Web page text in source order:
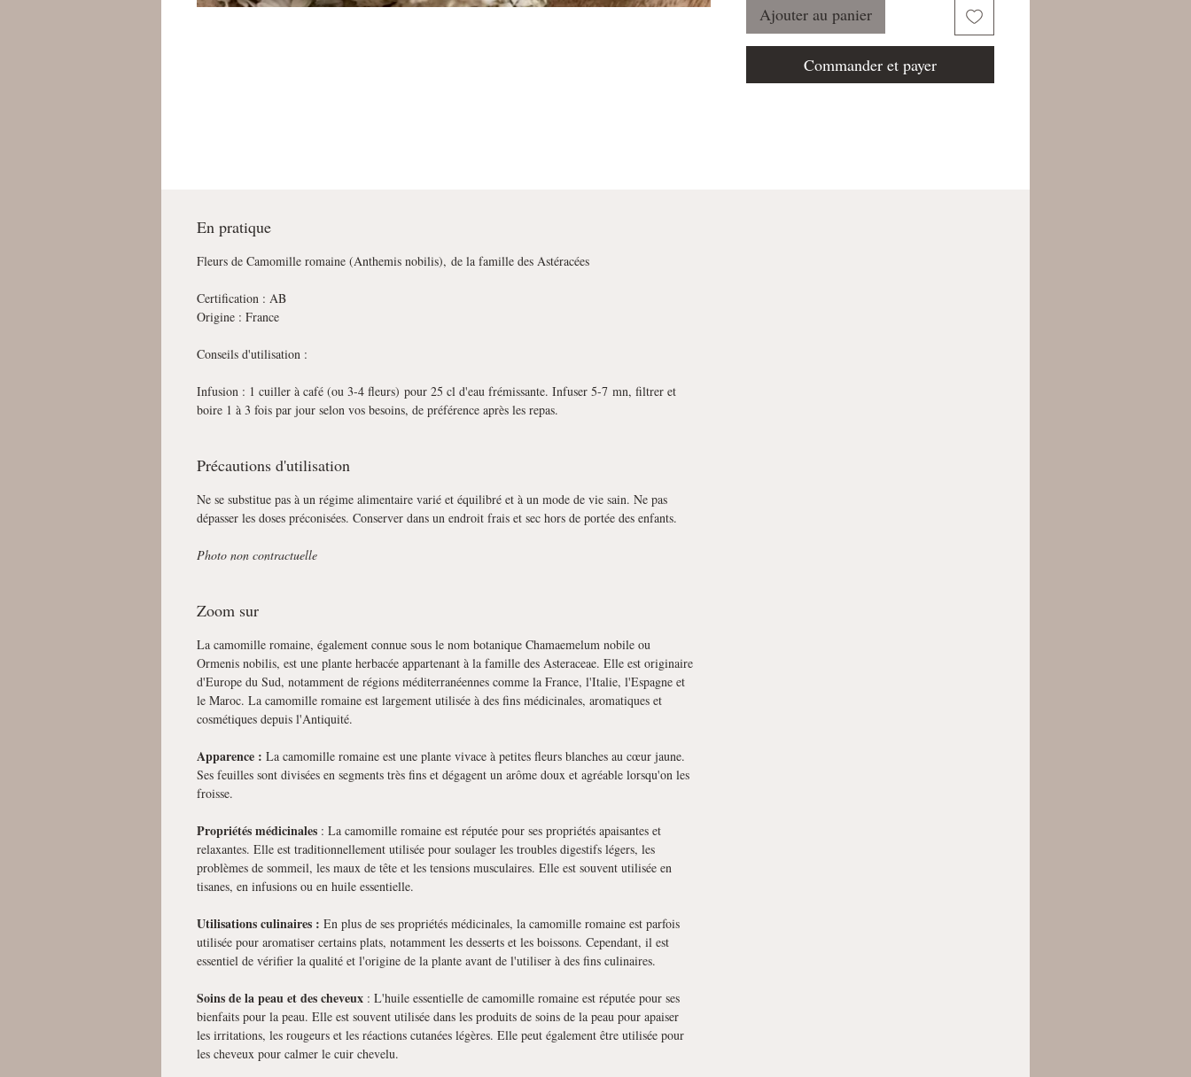
Ajouter au panier
Commander et payer
En pratique
Fleurs de Camomille romaine (Anthemis nobilis), de la famille des Astéracées
Certification : AB
Origine : France
Conseils d'utilisation :
Infusion : 1 cuiller à café (ou 3-4 fleurs) pour 25 cl d'eau frémissante. Infuser 5-7 mn, filtrer et
boire 1 à 3 fois par jour selon vos besoins, de préférence après les repas.
Précautions d'utilisation
Ne se substitue pas à un régime alimentaire varié et équilibré et à un mode de vie sain. Ne pas
dépasser les doses préconisées. Conserver dans un endroit frais et sec hors de portée des enfants.
Photo non contractuelle
Zoom sur
La camomille romaine, également connue sous le nom botanique Chamaemelum nobile ou
Ormenis nobilis, est une plante herbacée appartenant à la famille des Asteraceae. Elle est originaire
d'Europe du Sud, notamment de régions méditerranéennes comme la France, l'Italie, l'Espagne et
le Maroc. La camomille romaine est largement utilisée à des fins médicinales, aromatiques et
cosmétiques depuis l'Antiquité.
Apparence : La camomille romaine est une plante vivace à petites fleurs blanches au cœur jaune.
Ses feuilles sont divisées en segments très fins et dégagent un arôme doux et agréable lorsqu'on les
froisse.
Propriétés médicinales : La camomille romaine est réputée pour ses propriétés apaisantes et
relaxantes. Elle est traditionnellement utilisée pour soulager les troubles digestifs légers, les
problèmes de sommeil, les maux de tête et les tensions musculaires. Elle est souvent utilisée en
tisanes, en infusions ou en huile essentielle.
Utilisations culinaires : En plus de ses propriétés médicinales, la camomille romaine est parfois
utilisée pour aromatiser certains plats, notamment les desserts et les boissons. Cependant, il est
essentiel de vérifier la qualité et l'origine de la plante avant de l'utiliser à des fins culinaires.
Soins de la peau et des cheveux : L'huile essentielle de camomille romaine est réputée pour ses
bienfaits pour la peau. Elle est souvent utilisée dans les produits de soins de la peau pour apaiser
les irritations, les rougeurs et les réactions cutanées légères. Elle peut également être utilisée pour
les cheveux pour calmer le cuir chevelu.